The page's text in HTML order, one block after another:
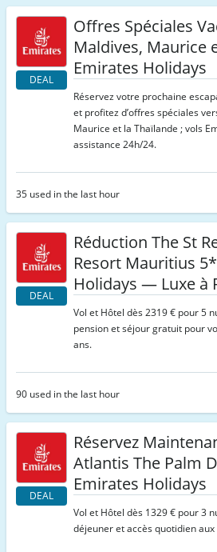
DEAL
Offres Spéciales
Maldives, Maurice
Emirates Holidays
Réservez votre prochaine
et profitez d’offres spéciales
Maurice et la Thaïlande ; vols
assistance 24h/24.
35 used in the last hour
DEAL
Réduction The St
Resort Mauritius
Holidays — Luxe à
Vol et Hôtel dès 2319 € pour 5
pension et séjour gratuit pour
ans.
90 used in the last hour
DEAL
Réservez
Atlantis The Palm
Emirates Holidays
Vol et Hôtel dès 1329 € pour 3
déjeuner et accès quotidien